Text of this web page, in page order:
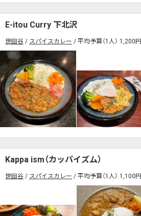
E-itou Curry 下北沢
世田谷 スパイスカレー 平均予算（1人） 1,200円
Kappa ism（カッパイズム）
世田谷 スパイスカレー 平均予算（1人） 1,100円